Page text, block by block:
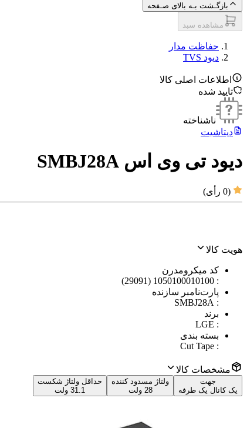
بازگـشت بـه بالای صـفحه
مشاهده سبد
حفاظت مدار
دیود TVS
اطلاعات اصلی کالا
تایید شده
ناشناخته
دیتاشیت
دیود تی وی اس SMBJ28A
(
0 رأی)
هویت کالا
کد میکرومدرن
:
1050100010100 (29091)
پارت‌نامبر سازنده
:
SMBJ28A
برند
:
LGE
بسته بندی
:
Cut Tape
مشخصات کالا
جهت
یک کانال یک طرفه
ولتاژ مسدود کننده
28 ولت
حداقل ولتاژ شکست
31.1 ولت